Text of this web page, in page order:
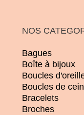
NOS
Bagues
Boîte à bijoux
Boucles
Boucles de
Bracelets
Broches